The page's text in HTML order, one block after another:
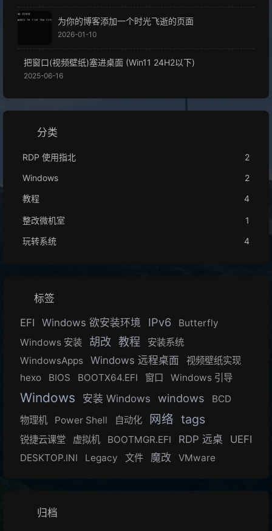
为你的博客添加一个时光飞逝的页面
2026-01-10
把窗口(视频壁纸)塞进桌面 (Win11 24H2以下)
2025-06-16
分类
RDP 使用指北
2
Windows
2
教程
4
整改微机室
1
玩转系统
4
标签
EFI
Windows 欲安装环境 IPv6
Butterfly
Windows 安装
胡改 教程
安装系统
WindowsApps
Windows 远程桌面
视频壁纸实现
hexo
BIOS BOOTX64.EFI 窗口 Windows 引导
Windows 安装 Windows windows
BCD
物理机
Power Shell 自动化 网络 tags
锐捷云课堂 虚拟机 BOOTMGR.EFI RDP 远桌 UEFI
DESKTOP.INI Legacy 文件 魔改 VMware
归档